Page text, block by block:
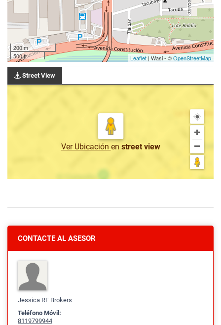
200 m
500 ft
Leaflet | Wasi - ©OpenStreetMap
Street View
Ver Ubicación en street view
CONTACTE AL ASESOR
Jessica RE Brokers
Teléfono Móvil:
8119799944